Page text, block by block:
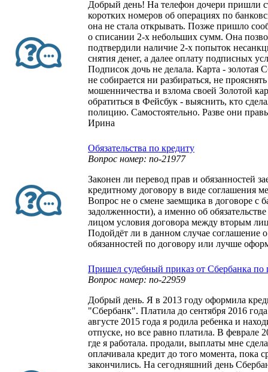
Добрый день! На телефон дочери пришли
коротких номеров об операциях по
она не стала открывать. Позже пришло
о списании 2-х небольших сумм. Она
подтвердили наличие 2-х попыток
снятия денег, а далее оплату подписных
Подписок дочь не делала. Карта - золотая
не собирается ни разбираться, не
мошенничества и взлома своей Золотой
обратиться в Фейсбук - выяснить, кто
полицию. Самостоятельно. Разве они
Ирина
Обязательства по кредиту
Вопрос номер: no-21977
Законен ли перевод прав и обязанностей
кредитному договору в виде соглашения
Вопрос не о смене заемщика в договоре с
задолженности), а именно об
лицом условия договора между вторым
Подойдёт ли в данном случае соглашение
обязанностей по договору или лучше
Пришел судебный приказ от Сбербанка по
Вопрос номер: no-22959
Добрый день. Я в 2013 году оформила
"Сбербанк". Платила до сентября 2016
августе 2015 года я родила ребенка и
отпуске, но все равно платила. В феврале
где я работала. продали, выплаты мне
оплачивала кредит до того момента, пока
закончились. На сегодняшний день